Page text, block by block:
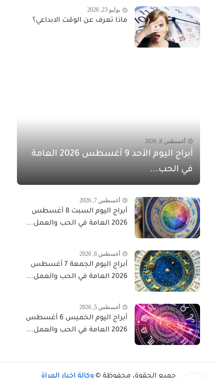
يوليو 23, 2026
ماذا تعرف عن الوقت الابداعي؟
أغسطس 8, 2026
أبراج اليوم الأحد 9 أغسطس 2026 العامة
في الحب...
أغسطس 7, 2026
أبراج اليوم السبت 8 أغسطس
2026 العامة في الحب والعمل...
أغسطس 6, 2026
أبراج اليوم الجمعة 7 أغسطس
2026 العامة في الحب والعمل...
أغسطس 5, 2026
أبراج اليوم الخميس 6 أغسطس
2026 العامة في الحب والعمل...
جميع الحقوق محفوظة © وكالة أخبار المرأة